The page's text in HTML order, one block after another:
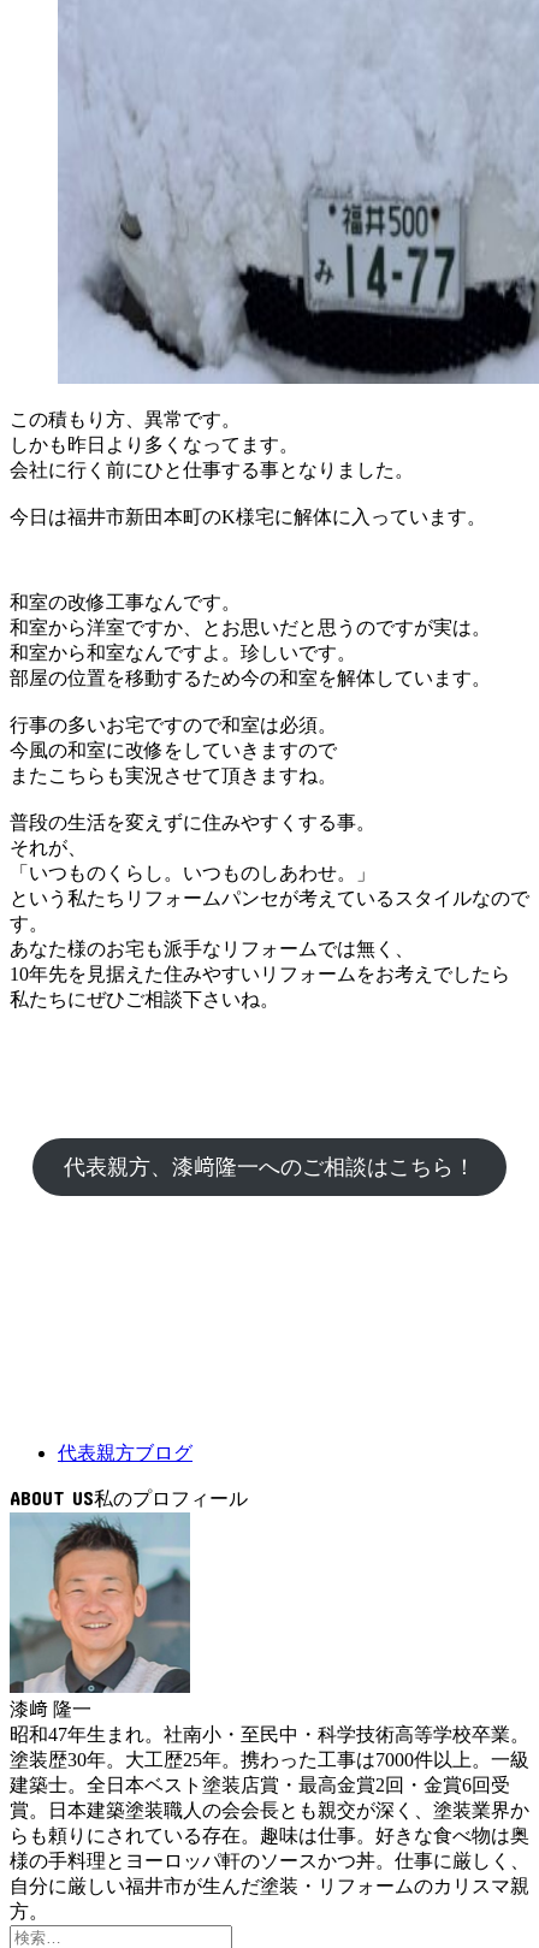
この積もり方、異常です。
しかも昨日より多くなってます。
会社に行く前にひと仕事する事となりました。
今日は福井市新田本町のK様宅に解体に入っています。
和室の改修工事なんです。
和室から洋室ですか、とお思いだと思うのですが実は。
和室から和室なんですよ。珍しいです。
部屋の位置を移動するため今の和室を解体しています。
行事の多いお宅ですので和室は必須。
今風の和室に改修をしていきますので
またこちらも実況させて頂きますね。
普段の生活を変えずに住みやすくする事。
それが、
「いつものくらし。いつものしあわせ。」
という私たちリフォームパンセが考えているスタイルなので
す。
あなた様のお宅も派手なリフォームでは無く、
10年先を見据えた住みやすいリフォームをお考えでしたら
私たちにぜひご相談下さいね。
代表親方、漆﨑隆一へのご相談はこちら！
代表親方ブログ
ABOUT US
漆﨑 隆一
昭和47年生まれ。社南小・至民中・科学技術高等学校卒業。
塗装歴30年。大工歴25年。携わった工事は7000件以上。一級
建築士。全日本ベスト塗装店賞・最高金賞2回・金賞6回受
賞。日本建築塗装職人の会会長とも親交が深く、塗装業界か
らも頼りにされている存在。趣味は仕事。好きな食べ物は奥
様の手料理とヨーロッパ軒のソースかつ丼。仕事に厳しく、
自分に厳しい福井市が生んだ塗装・リフォームのカリスマ親
方。
検